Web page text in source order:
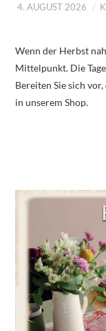
4. AUGUST 2026
Wenn der Herbst
Mittelpunkt. Die
Bereiten Sie sich
in unserem Shop.